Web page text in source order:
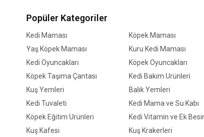
Popüler Kategoriler
Kedi Maması Köpek Maması
Yaş Köpek Maması
Kuru Kedi Maması
Kedi Oyuncakları
Köpek Oyuncakları
Köpek Taşıma Çantası
Kedi Bakım Ürünleri
Kuş Yemleri
Balık Yemleri
Kedi Tuvaleti
Kedi Mama ve Su Kabı
Köpek Eğitim Ürünleri
Kedi Vitamin ve Ek
Kuş Kafesi
Kuş Krakerleri